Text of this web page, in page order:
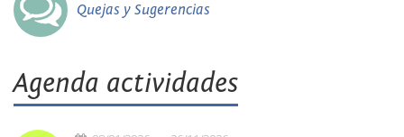
Quejas y Sugerencias
Agenda actividades